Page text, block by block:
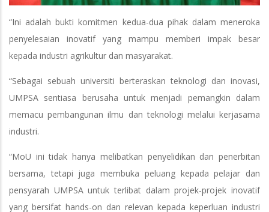
“Ini adalah bukti komitmen kedua-dua pihak dalam meneroka
penyelesaian inovatif yang mampu memberi impak besar
kepada industri agrikultur dan masyarakat.
“Sebagai sebuah universiti berteraskan teknologi dan inovasi,
UMPSA sentiasa berusaha untuk menjadi pemangkin dalam
memacu pembangunan ilmu dan teknologi melalui kerjasama
industri.
“MoU ini tidak hanya melibatkan penyelidikan dan penerbitan
bersama, tetapi juga membuka peluang kepada pelajar dan
pensyarah UMPSA untuk terlibat dalam projek-projek inovatif
yang bersifat hands-on dan relevan kepada keperluan industri